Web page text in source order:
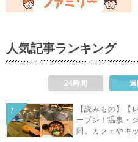
人気記事ランキング
24時間 週
【読みもの】【
ープン！温泉・
間。カフェやキッ